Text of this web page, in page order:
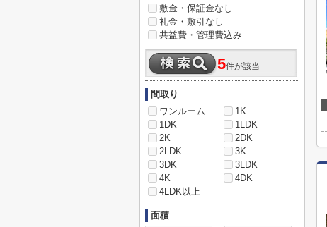
敷金・保証金なし
礼金・敷引なし
共益費・管理費込み
5件が該当
間取り
ワンルーム
1K
1DK
1LDK
2K
2DK
2LDK
3K
3DK
3LDK
4K
4DK
4LDK以上
面積